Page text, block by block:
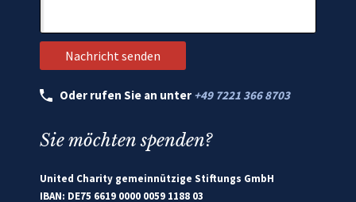
Oder rufen Sie an unter +49 7221 366 8703
Sie möchten spenden?
United Charity gemeinnützige Stiftungs GmbH
IBAN: DE75 6619 0000 0059 1188 03